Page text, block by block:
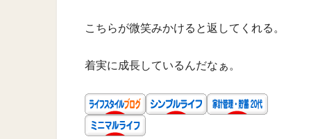
こちらが微笑みかけると返してくれる。
着実に成長しているんだなぁ。